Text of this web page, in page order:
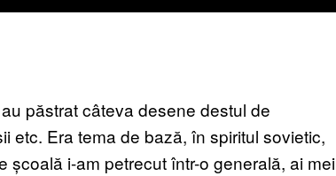
păstrat câteva desene destul de
etc. Era tema de bază, în spiritul sovietic,
școală i-am petrecut într-o generală, ai mei